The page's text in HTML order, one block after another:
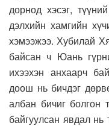
дорнод хэсэг,
дэлхийн хамгийн
хэмээжээ. Хубилай
байсан ч Юань
ихээхэн анхаарч
доош нь бичдэг
албан бичиг болгон
байгуулсан явдал